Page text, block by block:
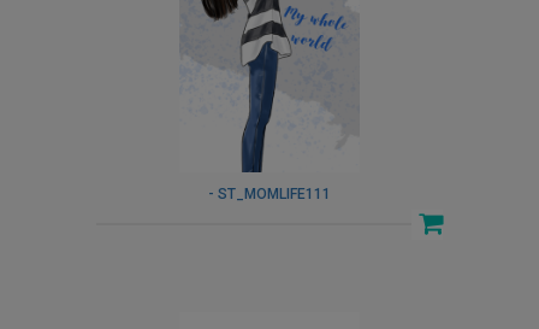
- ST_MOMLIFE111